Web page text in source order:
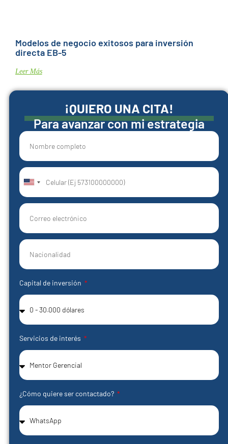
Modelos de negocio exitosos para inversión
directa EB-5
Leer Más
¡QUIERO UNA CITA!
Para avanzar con mi estrategia
United
States
+1
Capital de inversión
Servicios de interés
¿Cómo quiere ser contactado?